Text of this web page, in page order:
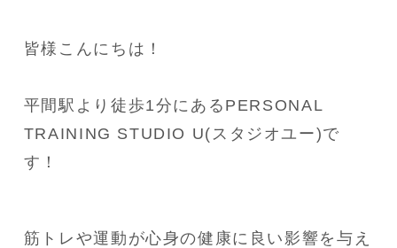
皆様こんにちは！
平間駅より徒歩1分にあるPERSONAL
TRAINING STUDIO U(スタジオユー)で
す！
筋トレや運動が心身の健康に良い影響を与え